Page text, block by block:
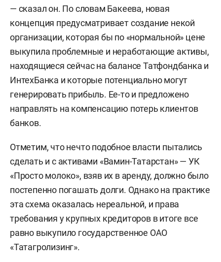
— сказал он. По словам Бакеева, новая
концепция предусматривает создание некой
организации, которая бы по «нормальной» цене
выкупила проблемные и неработающие активы,
находящиеся сейчас на балансе Татфондбанка и
ИнтехБанка и которые потенциально могут
генерировать прибыль. Ее-то и предложено
направлять на компенсацию потерь клиентов
банков.
Отметим, что нечто подобное власти пытались
сделать и с активами «Вамин-Татарстан» — УК
«Просто молоко», взяв их в аренду, должно было
постепенно погашать долги. Однако на практике
эта схема оказалась нереальной, и права
требования у крупных кредиторов в итоге все
равно выкупило государственное ОАО
«Татагролизинг».